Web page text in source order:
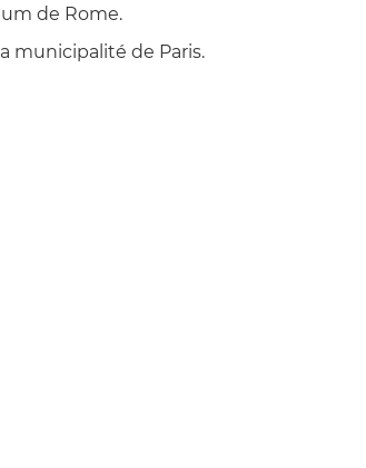
de Rome.
municipalité de Paris.